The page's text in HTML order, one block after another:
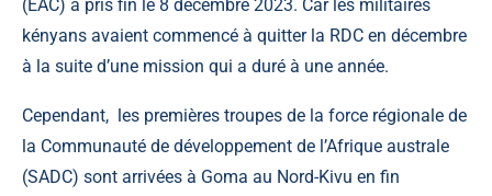
(EAC) a pris fin le 8 décembre 2023. Car les militaires
kényans avaient commencé à quitter la RDC en décembre
à la suite d’une mission qui a duré à une année.
Cependant, les premières troupes de la force régionale de
la Communauté de développement de l’Afrique australe
(SADC) sont arrivées à Goma au Nord-Kivu en fin